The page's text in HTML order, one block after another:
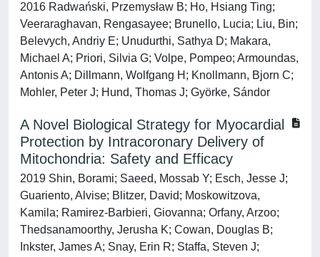
2016 Radwański, Przemysław B; Ho, Hsiang Ting;
Veeraraghavan, Rengasayee; Brunello, Lucia; Liu, Bin;
Belevych, Andriy E; Unudurthi, Sathya D; Makara,
Michael A; Priori, Silvia G; Volpe, Pompeo; Armoundas,
Antonis A; Dillmann, Wolfgang H; Knollmann, Bjorn C;
Mohler, Peter J; Hund, Thomas J; Györke, Sándor
A Novel Biological Strategy for Myocardial
Protection by Intracoronary Delivery of
Mitochondria: Safety and Efficacy
2019 Shin, Borami; Saeed, Mossab Y; Esch, Jesse J;
Guariento, Alvise; Blitzer, David; Moskowitzova,
Kamila; Ramirez-Barbieri, Giovanna; Orfany, Arzoo;
Thedsanamoorthy, Jerusha K; Cowan, Douglas B;
Inkster, James A; Snay, Erin R; Staffa, Steven J;